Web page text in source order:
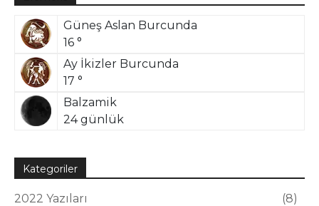
Güneş Aslan Burcunda
16 °
Ay İkizler Burcunda
17 °
Balzamik
24 günlük
Kategoriler
2022 Yazıları 8